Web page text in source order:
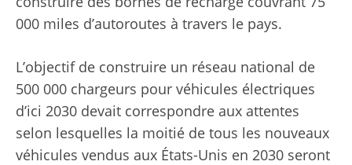
000 miles d’autoroutes à travers le pays.
L’objectif de construire un réseau national de
500 000 chargeurs pour véhicules électriques
d’ici 2030 devait correspondre aux attentes
selon lesquelles la moitié de tous les nouveaux
véhicules vendus aux États-Unis en 2030 seront